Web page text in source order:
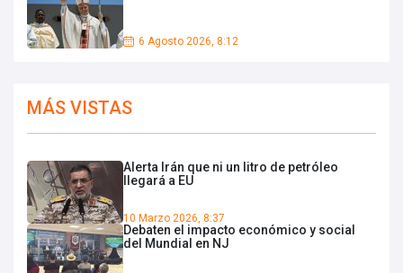
6 Agosto 2026, 8:12
MÁS VISTAS
Alerta Irán que ni un litro de petróleo
llegará a EU
10 Marzo 2026, 8:37
Debaten el impacto económico y social
del Mundial en NJ